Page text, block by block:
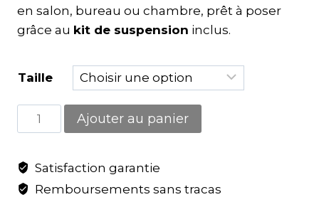
en salon, bureau ou chambre, prêt à poser
grâce au kit de suspension inclus.
Taille
Ajouter au panier
Satisfaction garantie
Remboursements sans tracas